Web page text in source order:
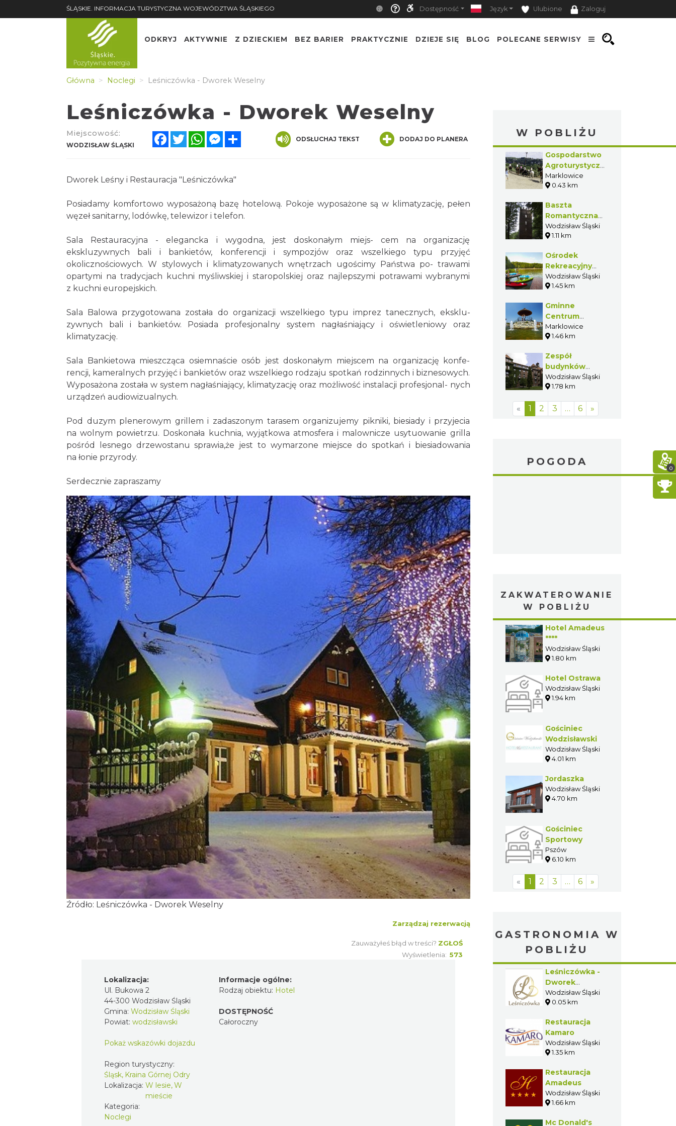
ŚLĄSKIE. INFORMACJA TURYSTYCZNA WOJEWÓDZTWA ŚLĄSKIEGO Dostępność Język Ulubione Zaloguj
ODKRYJ AKTYWNIE Z DZIECKIEM BEZ BARIER PRAKTYCZNIE DZIEJE SIĘ BLOG POLECANE SERWISY
Główna Noclegi Leśniczówka - Dworek Weselny
Leśniczówka - Dworek Weselny
Miejscowość:
WODZISŁAW ŚLĄSKI
FacebookTwitterWhatsAppMessenger ODSŁUCHAJ TEKST DODAJ DO PLANERA
Dworek Leśny i Restauracja "Leśniczówka"
Posiadamy komfortowo wyposażoną bazę hotelową. Pokoje wyposażone są w klimatyzację, pełen
węzeł sanitarny, lodówkę, telewizor i telefon.
Sala Restauracyjna - elegancka i wygodna, jest doskonałym miejs- cem na organizację
ekskluzywnych bali i bankietów, konferencji i sympozjów oraz wszelkiego typu przyjęć
okolicznościowych. W stylowych i klimatyzowanych wnętrzach ugościmy Państwa po- trawami
opartymi na tradycjach kuchni myśliwskiej i staropolskiej oraz najlepszymi potrawami wybranymi
z kuchni europejskich.
Sala Balowa przygotowana została do organizacji wszelkiego typu imprez tanecznych, eksklu-
zywnych bali i bankietów. Posiada profesjonalny system nagłaśniający i oświetleniowy oraz
klimatyzację.
Sala Bankietowa mieszcząca osiemnaście osób jest doskonałym miejscem na organizację konfe-
rencji, kameralnych przyjęć i bankietów oraz wszelkiego rodzaju spotkań rodzinnych i biznesowych.
Wyposażona została w system nagłaśniający, klimatyzację oraz możliwość instalacji profesjonal- nych
urządzeń audiowizualnych.
Pod duzym plenerowym grillem i zadaszonym tarasem organizujemy pikniki, biesiady i przyjecia
na wolnym powietrzu. Doskonała kuchnia, wyjątkowa atmosfera i malownicze usytuowanie grilla
pośród lesnego drzewostanu sprawia,że jest to wymarzone miejsce do spotkań i biesiadowania
na łonie przyrody.
Serdecznie zapraszamy
Źródło: Leśniczówka - Dworek Weselny
Zarządzaj rezerwacją
Zauważyłeś błąd w treści? ZGŁOŚ
Wyświetlenia: 573
Lokalizacja:
Ul. Bukowa 2
44-300 Wodzisław Śląski
Gmina: Wodzisław Śląski
Powiat: wodzisławski
Pokaż wskazówki dojazdu
Region turystyczny:
Śląsk, Kraina Górnej Odry
Lokalizacja: W lesie, W
mieście
Kategoria:
Noclegi
Informacje ogólne:
Rodzaj obiektu: Hotel
DOSTĘPNOŚĆ
Całoroczny
W POBLIŻU
Gospodarstwo
Agroturystyczne
„Stajnia na
Górce” w
Marklowice
0.43 km
Baszta
Romantyczna
w Wodzisławiu
Śląskim
Wodzisław Śląski
1.11 km
Ośrodek
Rekreacyjny
Balaton
Wodzisław Śląski
1.45 km
Gminne
Centrum
Rekreacji w
Marklowicach
Marklowice
1.46 km
Zespół
budynków
sanatoryjnych
w Wodzisławiu
Wodzisław Śląski
1.78 km
« 1 2 3 … 6 »
POGODA
ZAKWATEROWANIE
W POBLIŻU
Hotel Amadeus
****
Wodzisław Śląski
1.80 km
Hotel Ostrawa
Wodzisław Śląski
1.94 km
Gościniec
Wodzisławski
Wodzisław Śląski
4.01 km
Jordaszka
Wodzisław Śląski
4.70 km
Gościniec
Sportowy
Pszów
6.10 km
« 1 2 3 … 6 »
GASTRONOMIA W
POBLIŻU
Leśniczówka -
Dworek
Weselny
Wodzisław Śląski
0.05 km
Restauracja
Kamaro
Wodzisław Śląski
1.35 km
Restauracja
Amadeus
Wodzisław Śląski
1.66 km
Mc Donald's
0